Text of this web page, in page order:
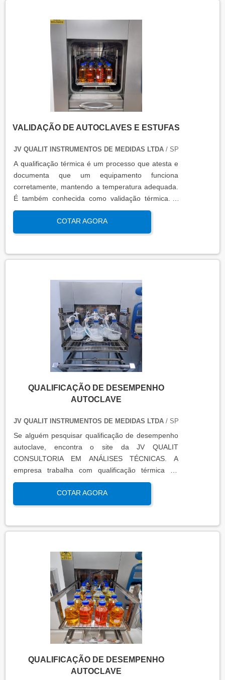
VALIDAÇÃO DE AUTOCLAVES E ESTUFAS
JV QUALIT INSTRUMENTOS DE MEDIDAS LTDA/ SP
A qualificação térmica é um processo que atesta e
documenta que um equipamento funciona
corretamente, mantendo a temperatura adequada.
É também conhecida como validação térmica. A
qualificação térmica é importante para garantir a
qualidade e eficiência de equipamentos que
precisam de controle de temperatura. É aplicada a
produtos, como autoclaves, estufas, câmaras frias,
qualificação térmica é apresentado em um relatório
técnico que contém informações como gráficos,
certificados de calibração e a conclusão das
condições funcionais.
COTAR AGORA
QUALIFICAÇÃO DE DESEMPENHO
AUTOCLAVE
JV QUALIT INSTRUMENTOS DE MEDIDAS LTDA/ SP
Se alguém pesquisar qualificação de desempenho
autoclave, encontra o site da JV QUALIT
CONSULTORIA EM ANÁLISES TÉCNICAS. A
empresa trabalha com qualificação térmica de
equipamentos e engenharia, disponibilizando o que
há de mais atual para garantir a qualidade final
para seus clientes.
COTAR AGORA
QUALIFICAÇÃO DE DESEMPENHO
AUTOCLAVE